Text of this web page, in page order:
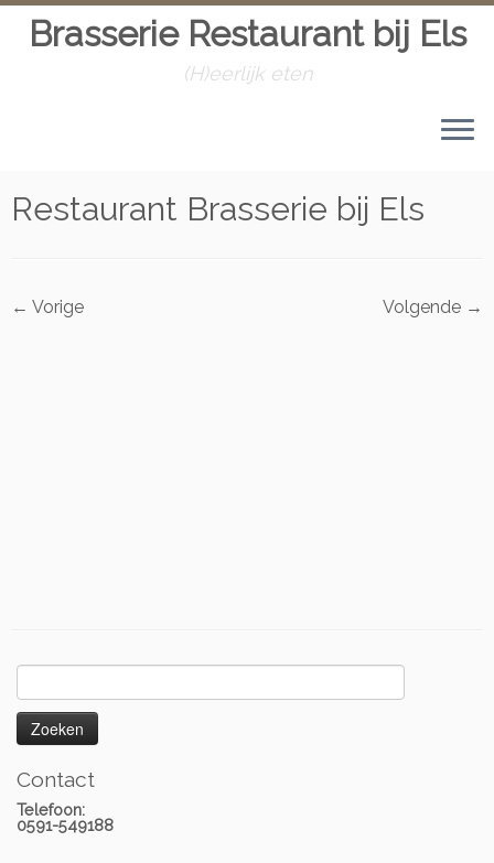
Brasserie Restaurant bij Els
(H)eerlijk eten
Restaurant Brasserie bij Els
← Vorige Volgende →
naar:
Contact
Telefoon:
0591-549188